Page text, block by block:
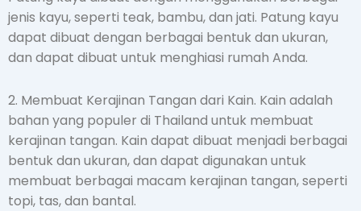
jenis kayu, seperti teak, bambu, dan jati. Patung kayu
dapat dibuat dengan berbagai bentuk dan ukuran,
dan dapat dibuat untuk menghiasi rumah Anda.
2. Membuat Kerajinan Tangan dari Kain. Kain adalah
bahan yang populer di Thailand untuk membuat
kerajinan tangan. Kain dapat dibuat menjadi berbagai
bentuk dan ukuran, dan dapat digunakan untuk
membuat berbagai macam kerajinan tangan, seperti
topi, tas, dan bantal.